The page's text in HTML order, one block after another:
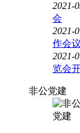
2021-
会
2021-
作会议
2021-
览会
非公党建